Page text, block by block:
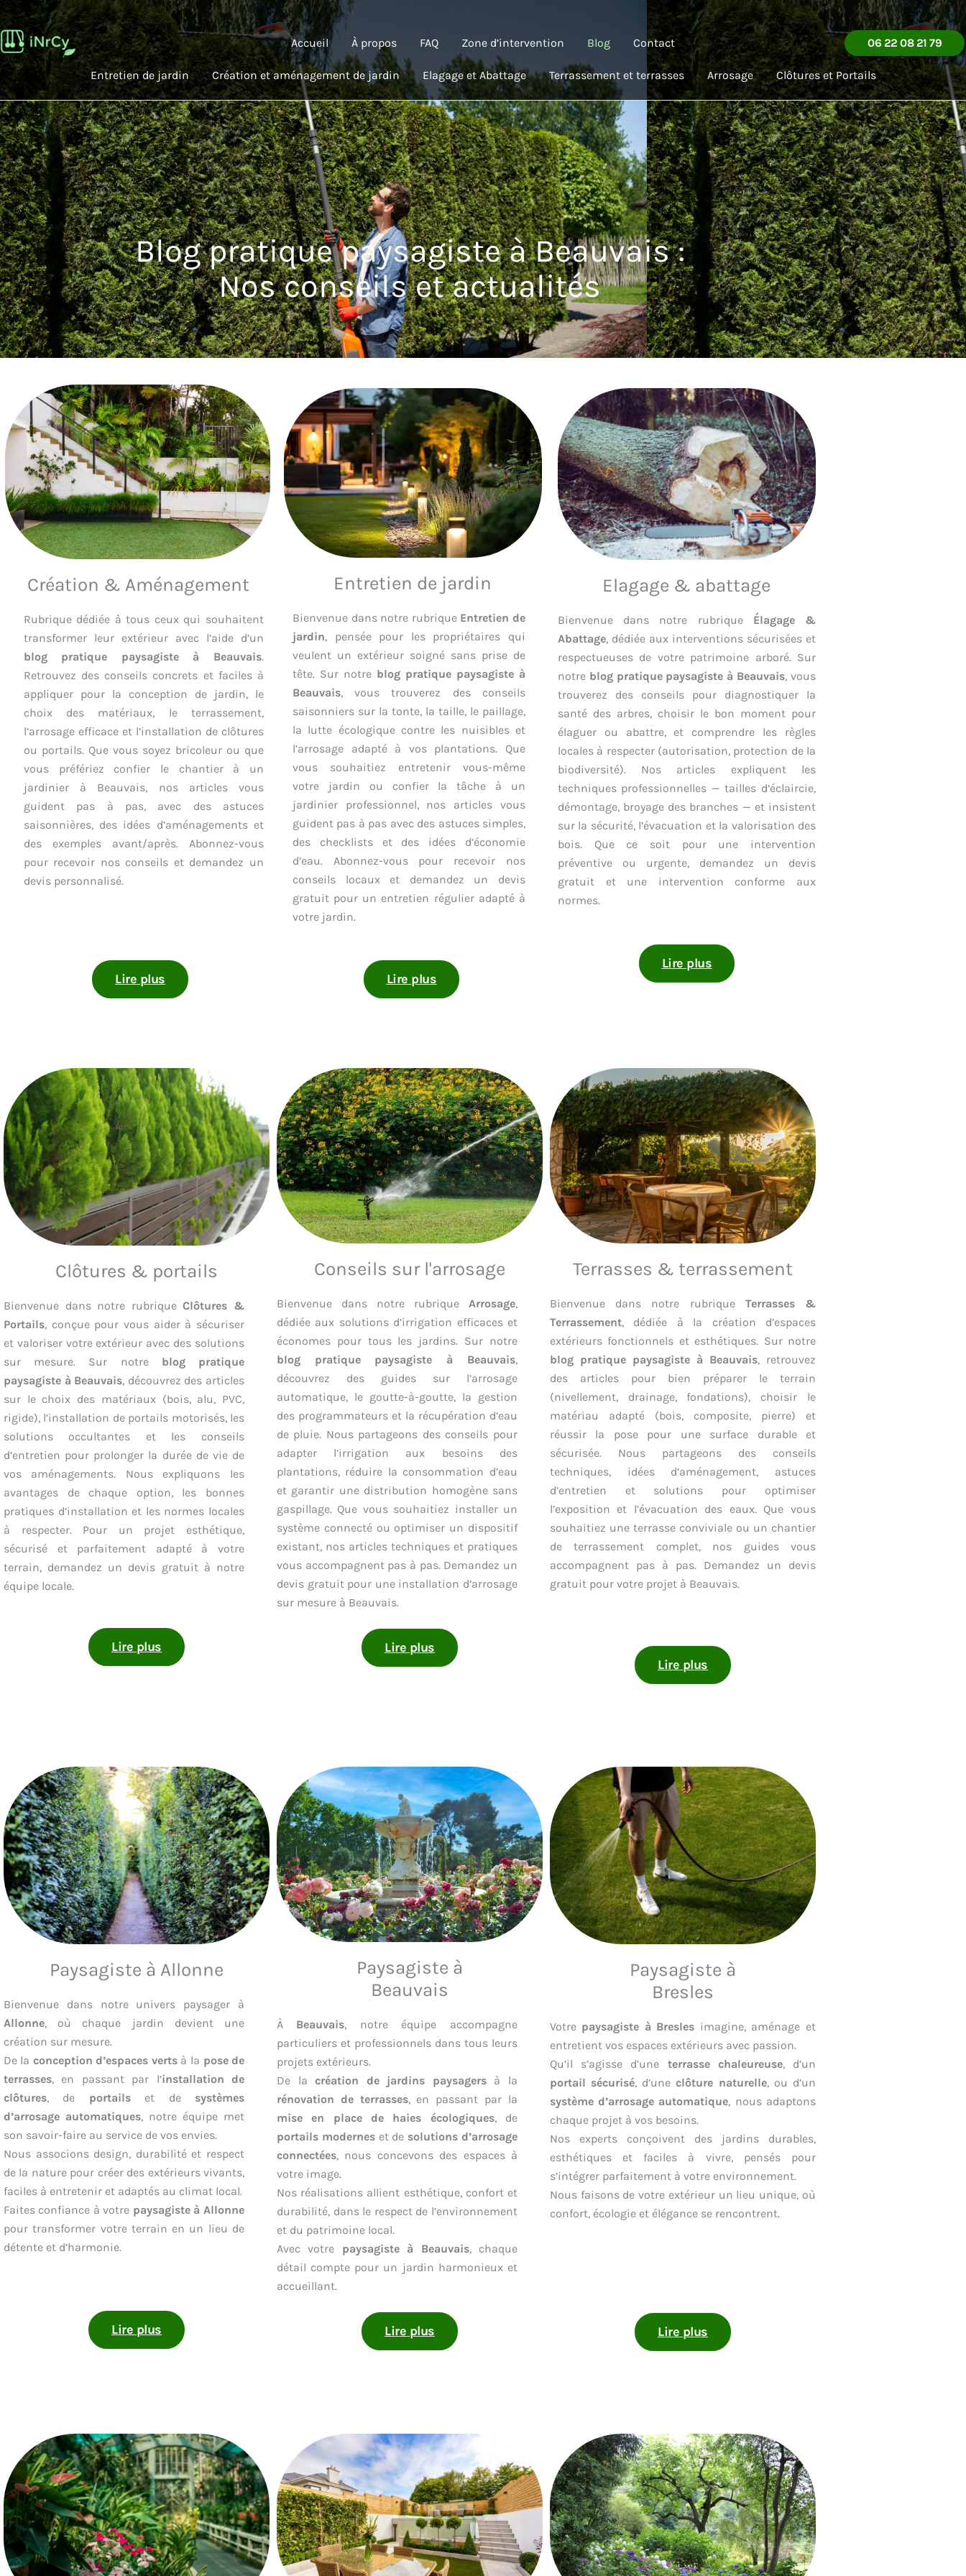
Aller
au
contenu
Accueil À propos FAQ Zone d’intervention Blog Contact 06 22 08 21 79
Entretien de jardin Création et aménagement de jardin Elagage et Abattage Terrassement et terrasses Arrosage Clôtures et Portails
Blog pratique paysagiste à Beauvais :
Nos conseils et actualités
Création & Aménagement
Rubrique dédiée à tous ceux qui souhaitent
transformer leur extérieur avec l’aide d’un
blog pratique paysagiste à Beauvais.
Retrouvez des conseils concrets et faciles à
appliquer pour la conception de jardin, le
choix des matériaux, le terrassement,
l’arrosage efficace et l’installation de clôtures
ou portails. Que vous soyez bricoleur ou que
vous préfériez confier le chantier à un
jardinier à Beauvais, nos articles vous
guident pas à pas, avec des astuces
saisonnières, des idées d’aménagements et
des exemples avant/après. Abonnez-vous
pour recevoir nos conseils et demandez un
devis personnalisé.
Lire plus
Entretien de jardin
Bienvenue dans notre rubrique Entretien de
jardin, pensée pour les propriétaires qui
veulent un extérieur soigné sans prise de
tête. Sur notre blog pratique paysagiste à
Beauvais, vous trouverez des conseils
saisonniers sur la tonte, la taille, le paillage,
la lutte écologique contre les nuisibles et
l’arrosage adapté à vos plantations. Que
vous souhaitiez entretenir vous-même
votre jardin ou confier la tâche à un
jardinier professionnel, nos articles vous
guident pas à pas avec des astuces simples,
des checklists et des idées d’économie
d’eau. Abonnez-vous pour recevoir nos
conseils locaux et demandez un devis
gratuit pour un entretien régulier adapté à
votre jardin.
Lire plus
Elagage & abattage
Bienvenue dans notre rubrique Élagage &
Abattage, dédiée aux interventions sécurisées et
respectueuses de votre patrimoine arboré. Sur
notre blog pratique paysagiste à Beauvais, vous
trouverez des conseils pour diagnostiquer la
santé des arbres, choisir le bon moment pour
élaguer ou abattre, et comprendre les règles
locales à respecter (autorisation, protection de la
biodiversité). Nos articles expliquent les
techniques professionnelles — tailles d’éclaircie,
démontage, broyage des branches — et insistent
sur la sécurité, l’évacuation et la valorisation des
bois. Que ce soit pour une intervention
préventive ou urgente, demandez un devis
gratuit et une intervention conforme aux
normes.
Lire plus
Clôtures & portails
Bienvenue dans notre rubriqueClôtures &
Portails, conçue pour vous aider à sécuriser
et valoriser votre extérieur avec des solutions
sur mesure. Sur notre blog pratique
paysagiste à Beauvais, découvrez des articles
sur le choix des matériaux (bois, alu, PVC,
rigide), l’installation de portails motorisés, les
solutions occultantes et les conseils
d’entretien pour prolonger la durée de vie de
vos aménagements. Nous expliquons les
avantages de chaque option, les bonnes
pratiques d’installation et les normes locales
à respecter. Pour un projet esthétique,
sécurisé et parfaitement adapté à votre
terrain, demandez un devis gratuit à notre
équipe locale.
Lire plus
Conseils sur l'arrosage
Bienvenue dans notre rubrique Arrosage,
dédiée aux solutions d’irrigation efficaces et
économes pour tous les jardins. Sur notre
blog pratique paysagiste à Beauvais,
découvrez des guides sur l’arrosage
automatique, le goutte-à-goutte, la gestion
des programmateurs et la récupération d’eau
de pluie. Nous partageons des conseils pour
adapter l’irrigation aux besoins des
plantations, réduire la consommation d’eau
et garantir une distribution homogène sans
gaspillage. Que vous souhaitiez installer un
système connecté ou optimiser un dispositif
existant, nos articles techniques et pratiques
vous accompagnent pas à pas. Demandez un
devis gratuit pour une installation d’arrosage
sur mesure à Beauvais.
Lire plus
Terrasses & terrassement
Bienvenue dans notre rubrique Terrasses &
Terrassement, dédiée à la création d’espaces
extérieurs fonctionnels et esthétiques. Sur notre
blog pratique paysagiste à Beauvais, retrouvez
des articles pour bien préparer le terrain
(nivellement, drainage, fondations), choisir le
matériau adapté (bois, composite, pierre) et
réussir la pose pour une surface durable et
sécurisée. Nous partageons des conseils
techniques, idées d’aménagement, astuces
d’entretien et solutions pour optimiser
l’exposition et l’évacuation des eaux. Que vous
souhaitiez une terrasse conviviale ou un chantier
de terrassement complet, nos guides vous
accompagnent pas à pas. Demandez un devis
gratuit pour votre projet à Beauvais.
Lire plus
Paysagiste à Allonne
Bienvenue dans notre univers paysager à
Allonne, où chaque jardin devient une
création sur mesure.
De la conception d’espaces verts à la pose de
terrasses, en passant par l’installation de
clôtures, de portailset de systèmes
d’arrosage automatiques, notre équipe met
son savoir-faire au service de vos envies.
Nous associons design, durabilité et respect
de la nature pour créer des extérieurs vivants,
faciles à entretenir et adaptés au climat local.
Faites confiance à votre paysagiste à Allonne
pour transformer votre terrain en un lieu de
détente et d’harmonie.
Lire plus
Paysagiste à
Beauvais
À Beauvais, notre équipe accompagne
particuliers et professionnels dans tous leurs
projets extérieurs.
De lacréation de jardins paysagersà la
rénovation de terrasses, en passant par la
mise en place de haies écologiques, de
portails moderneset de solutions d’arrosage
connectées, nous concevons des espaces à
votre image.
Nos réalisations allient esthétique, confort et
durabilité, dans le respect de l’environnement
et du patrimoine local.
Avec votre paysagiste à Beauvais, chaque
détail compte pour un jardin harmonieux et
accueillant.
Lire plus
Paysagiste à
Bresles
Votre paysagiste à Bresles imagine, aménage et
entretient vos espaces extérieurs avec passion.
Qu’il s’agisse d’une terrasse chaleureuse, d’un
portail sécurisé, d’uneclôture naturelle, ou d’un
système d’arrosage automatique, nous adaptons
chaque projet à vos besoins.
Nos experts conçoivent des jardins durables,
esthétiques et faciles à vivre, pensés pour
s’intégrer parfaitement à votre environnement.
Nous faisons de votre extérieur un lieu unique, où
confort, écologie et élégance se rencontrent.
Lire plus